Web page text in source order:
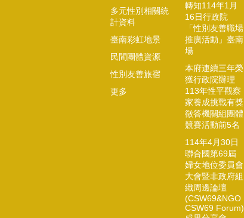
多元性別相關統
計資料
臺南彩虹地景
民間團體資源
性別友善旅宿
更多
轉知114年1月
16日行政院
「性別友善職場
推廣活動」臺南
場
本府連續三年榮
獲行政院辦理
113年性平觀察
家養成挑戰有獎
徵答機關組團體
競賽活動前5名
114年4月30日
聯合國第69屆
婦女地位委員會
大會暨非政府組
織周邊論壇
(CSW69&NGO
CSW69 Forum)